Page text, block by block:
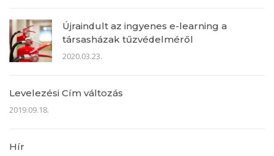
Újraindult az ingyenes e-learning a
társasházak tűzvédelméről
2020.03.23.
Levelezési Cím változás
2019.09.18.
Hír